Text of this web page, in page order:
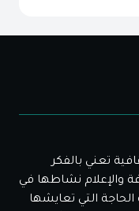
تعني بالفكر
والإعلام نشاطها في
الحاجة التي تعايشها